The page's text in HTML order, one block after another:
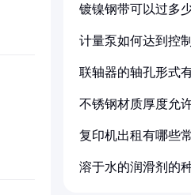
镀镍钢带可以过多
计量泵如何达到控
联轴器的轴孔形式
不锈钢材质厚度允
复印机出租有哪些
溶于水的润滑剂的